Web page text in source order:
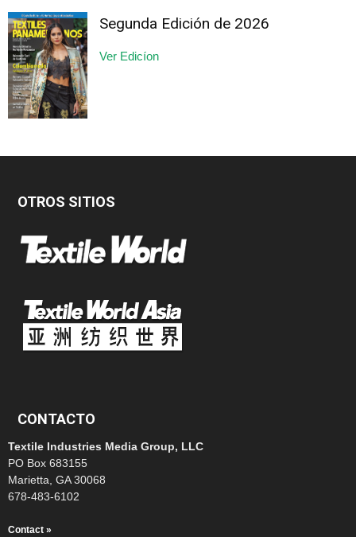
Segunda Edición de 2026
Ver Edicíon
OTROS SITIOS
CONTACTO
Textile Industries Media Group, LLC
PO Box 683155
Marietta, GA 30068
678-483-6102
Contact »